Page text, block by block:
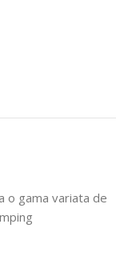
o gama variata de